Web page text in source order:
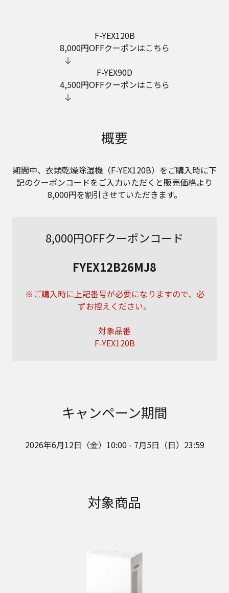
F-YEX120B
8,000円OFFクーポンはこちら
F-YEX90D
4,500円OFFクーポンはこちら
概要
期間中、衣類乾燥除湿機（F-YEX120B）をご購入時に下
記のクーポンコードをご入力いただくと販売価格より
8,000円を割引させていただきます。
8,000円OFFクーポンコード
FYEX12B26MJ8
※ご購入時に上記番号が必要になりますので、必
ずお控えください。
対象品番
F-YEX120B
キャンペーン期間
2026年6月12日（金）10:00 - 7月5日（日）23:59
対象商品